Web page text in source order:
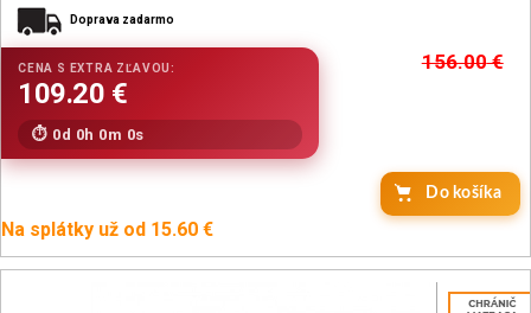
Doprava zadarmo
156.00€
0d 0h 0m 0s
Do košíka
Na splátky už od 15.60 €